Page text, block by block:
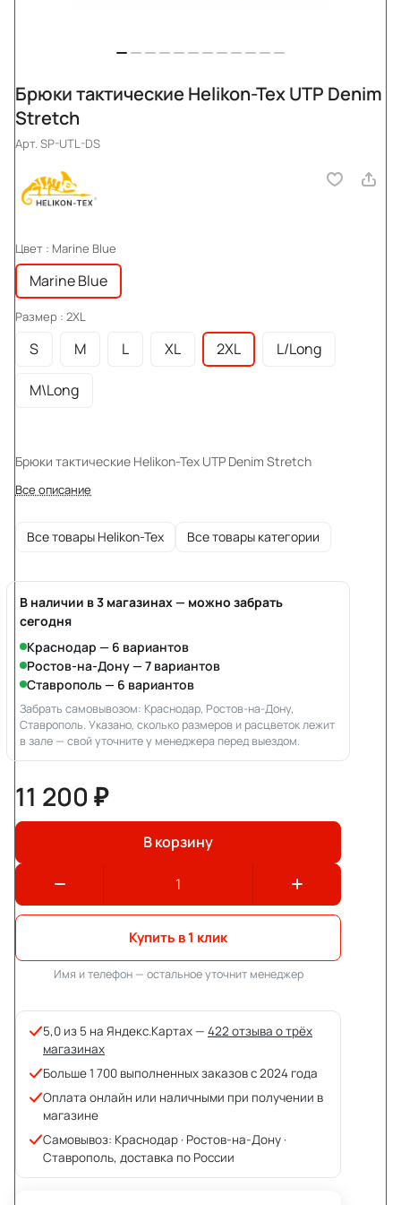
Брюки тактические Helikon-Tex UTP Denim
Stretch
Арт.SP-UTL-DS
Цвет : Marine Blue
Marine Blue
Размер : 2XL
S M L XL 2XL L/Long
M\Long
Брюки тактические Helikon-Tex UTP Denim Stretch
Все описание
Все товары Helikon-Tex Все товары категории
В наличии в 3 магазинах — можно забрать
сегодня
Краснодар — 6 вариантов
Ростов-на-Дону — 7 вариантов
Ставрополь — 6 вариантов
Забрать самовывозом: Краснодар, Ростов-на-Дону,
Ставрополь. Указано, сколько размеров и расцветок лежит
в зале — свой уточните у менеджера перед выездом.
11 200 ₽
В корзину
Купить в 1 клик
Имя и телефон — остальное уточнит менеджер
5,0 из 5 на Яндекс.Картах — 422 отзыва о трёх
магазинах
Больше 1 700 выполненных заказов с 2024 года
Оплата онлайн или наличными при получении в
магазине
Самовывоз: Краснодар · Ростов-на-Дону ·
Ставрополь, доставка по России